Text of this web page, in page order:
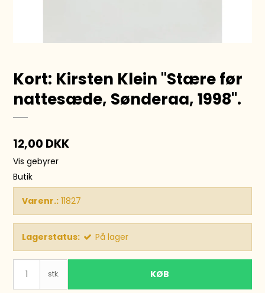
Kort: Kirsten Klein ''Stære før
nattesæde, Sønderaa, 1998''.
12,00 DKK
Vis gebyrer
Butik
Varenr.: 11827
Lagerstatus: På lager
stk. KØB